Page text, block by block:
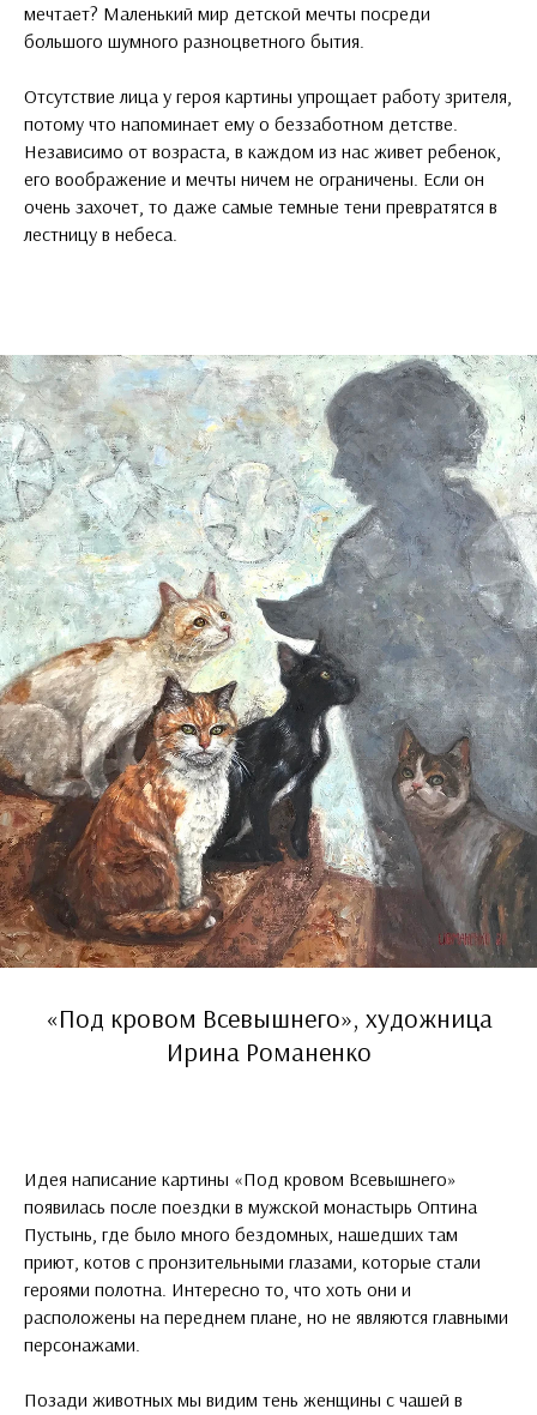
мечтает? Маленький мир детской мечты посреди
большого шумного разноцветного бытия.
Отсутствие лица у героя картины упрощает работу зрителя,
потому что напоминает ему о беззаботном детстве.
Независимо от возраста, в каждом из нас живет ребенок,
его воображение и мечты ничем не ограничены. Если он
очень захочет, то даже самые темные тени превратятся в
лестницу в небеса.
«Под кровом Всевышнего», художница
Ирина Романенко
Идея написание картины «Под кровом Всевышнего»
появилась после поездки в мужской монастырь Оптина
Пустынь, где было много бездомных, нашедших там
приют, котов с пронзительными глазами, которые стали
героями полотна. Интересно то, что хоть они и
расположены на переднем плане, но не являются главными
персонажами.
Позади животных мы видим тень женщины с чашей в